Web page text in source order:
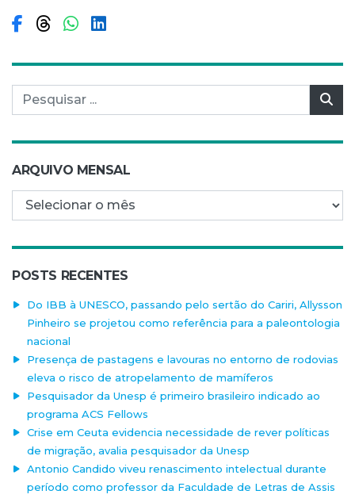
Compartilhar no Facebook
Compartilhar no Threads
Compartilhar no WhatsApp
Compartilhar no LinkedIn
Pesquisar por:
ARQUIVO MENSAL
Arquivo mensal
POSTS RECENTES
Do IBB à UNESCO, passando pelo sertão do Cariri, Allysson
Pinheiro se projetou como referência para a paleontologia
nacional
Presença de pastagens e lavouras no entorno de rodovias
eleva o risco de atropelamento de mamíferos
Pesquisador da Unesp é primeiro brasileiro indicado ao
programa ACS Fellows
Crise em Ceuta evidencia necessidade de rever políticas
de migração, avalia pesquisador da Unesp
Antonio Candido viveu renascimento intelectual durante
período como professor da Faculdade de Letras de Assis